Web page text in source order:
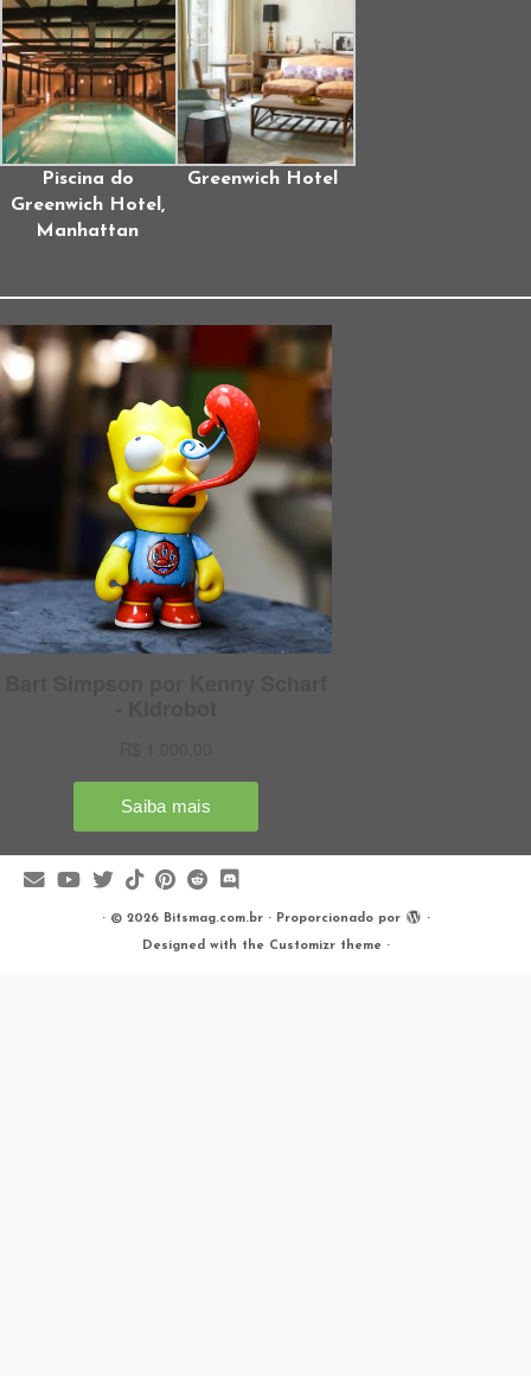
Piscina do
Greenwich Hotel,
Manhattan
Greenwich Hotel
· © 2026 Bitsmag.com.br· Proporcionado por ·
Designed with the Customizr theme ·